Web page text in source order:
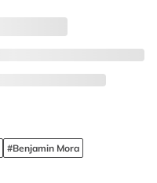
#Benjamin Mora